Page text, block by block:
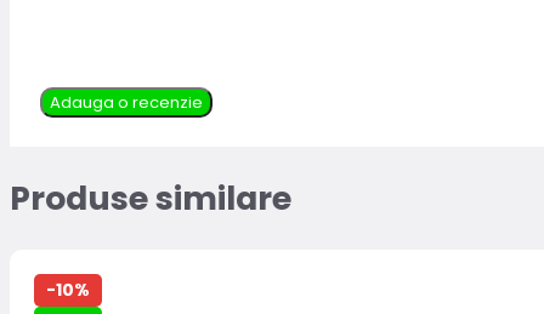
Adauga o recenzie
Produse similare
-10%